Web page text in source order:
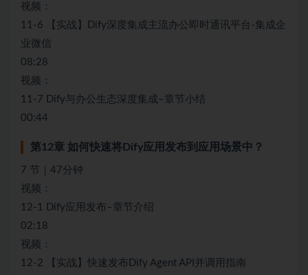
视频：
11-6 【实战】Dify深度集成主流办公即时通讯平台-集成企
业微信
08:28
视频：
11-7 Dify与办公生态深度集成–章节小结
00:44
第12章 如何快速将Dify应用发布到应用场景中？
7 节｜47分钟
视频：
12-1 Dify应用发布–章节介绍
02:18
视频：
12-2 【实战】快速发布Dify Agent API并调用指南